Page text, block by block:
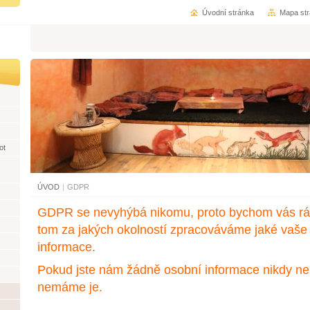
ÚVOD | GDPR
GDPR se nevyhýbá nikomu, proto bychom vás
tom za jakých okolností zpracováváme jaké
informace.
Pokud jste nám žádně osobní informace nikdy
nemáme je.
Úvodní stránka Mapa